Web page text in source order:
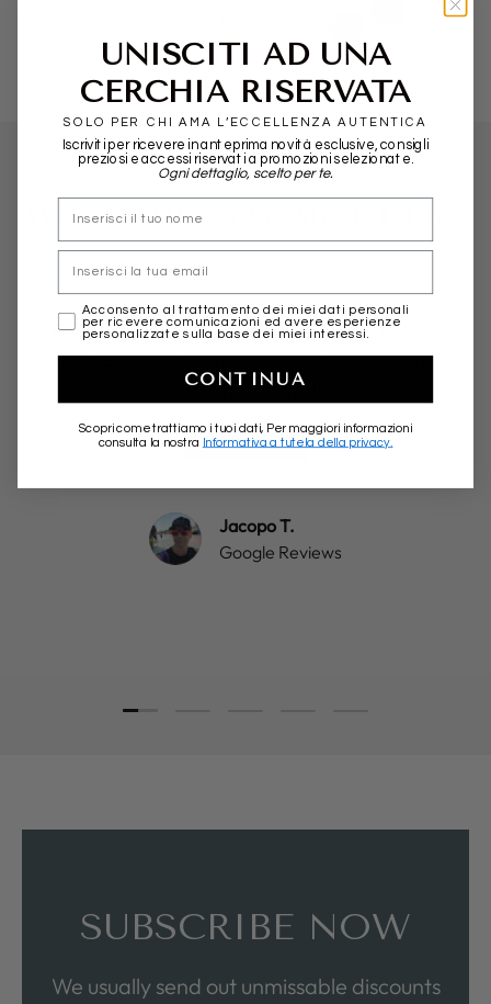
WHAT THEY SAY ABOUT US...
Friendly, professional and fast in shipping.
More than positive experience. Highly
recommended!
★★★★★
Jacopo T.
Google Reviews
SUBSCRIBE NOW
We usually send out unmissable discounts
UNISCITI AD UNA
CERCHIA RISERVATA
SOLO PER CHI AMA L’ECCELLENZA AUTENTICA
Iscriviti per ricevere in anteprima novità esclusive, consigli
preziosi e accessi riservati a promozioni selezionate.
Ogni dettaglio, scelto per te.
nome
Email
marketing
Acconsento al trattamento dei miei dati personali
per ricevere comunicazioni ed avere esperienze
personalizzate sulla base dei miei interessi.
CONTINUA
Scopri come trattiamo i tuoi dati, Per maggiori informazioni
consulta la nostra Informativa a tutela della privacy.